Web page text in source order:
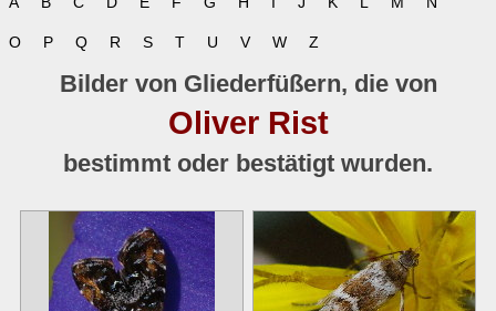
O P Q R S T U V W Z
Bilder von Gliederfüßern, die von
Oliver Rist
bestimmt oder bestätigt wurden.